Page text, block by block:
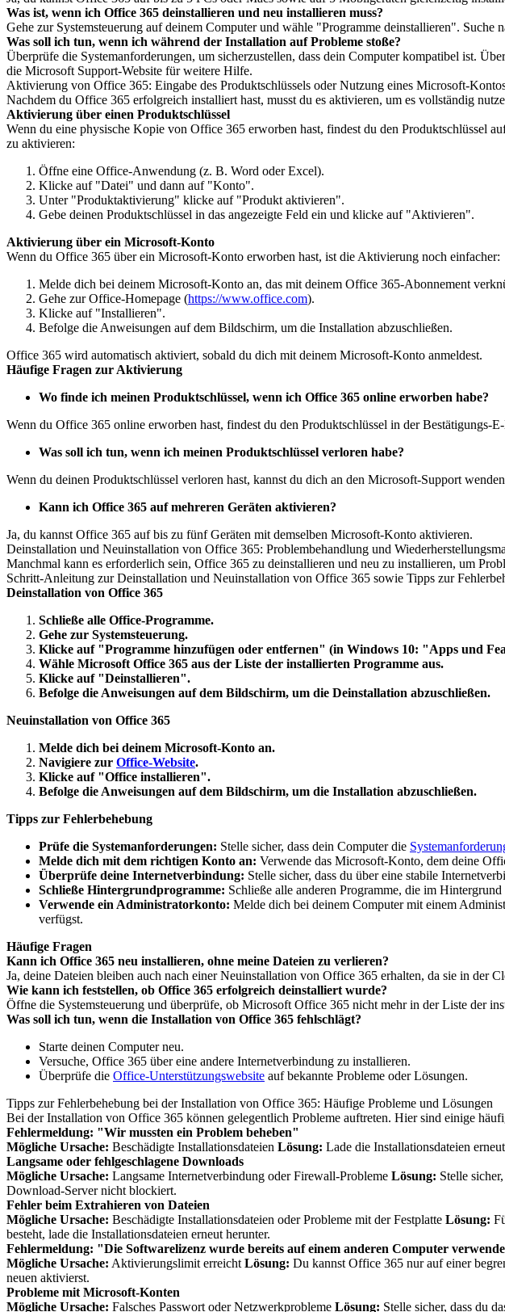
Was ist, wenn ich Office 365 deinstallieren und neu installieren muss?
Gehe zur Systemsteuerung auf deinem Computer und wähle "Programme deinstallieren".
Was soll ich tun, wenn ich während der Installation auf Probleme stoße?
Überprüfe die Systemanforderungen, um sicherzustellen, dass dein Computer kompatibel ist.
die Microsoft Support-Website für weitere Hilfe.
Aktivierung von Office 365: Eingabe des Produktschlüssels oder Nutzung eines Microsoft-
Nachdem du Office 365 erfolgreich installiert hast, musst du es aktivieren, um es vollständig
Aktivierung über einen Produktschlüssel
Wenn du eine physische Kopie von Office 365 erworben hast, findest du den Produktschlüssel
zu aktivieren:
Öffne eine Office-Anwendung (z. B. Word oder Excel).
Klicke auf "Datei" und dann auf "Konto".
Unter "Produktaktivierung" klicke auf "Produkt aktivieren".
Gebe deinen Produktschlüssel in das angezeigte Feld ein und klicke auf "Aktivieren".
Aktivierung über ein Microsoft-Konto
Wenn du Office 365 über ein Microsoft-Konto erworben hast, ist die Aktivierung noch einfacher:
Melde dich bei deinem Microsoft-Konto an, das mit deinem Office 365-Abonnement
Gehe zur Office-Homepage (https://www.office.com).
Klicke auf "Installieren".
Befolge die Anweisungen auf dem Bildschirm, um die Installation abzuschließen.
Office 365 wird automatisch aktiviert, sobald du dich mit deinem Microsoft-Konto anmeldest.
Häufige Fragen zur Aktivierung
Wo finde ich meinen Produktschlüssel, wenn ich Office 365 online erworben habe?
Wenn du Office 365 online erworben hast, findest du den Produktschlüssel in der
Was soll ich tun, wenn ich meinen Produktschlüssel verloren habe?
Wenn du deinen Produktschlüssel verloren hast, kannst du dich an den Microsoft-Support
Kann ich Office 365 auf mehreren Geräten aktivieren?
Ja, du kannst Office 365 auf bis zu fünf Geräten mit demselben Microsoft-Konto aktivieren.
Deinstallation und Neuinstallation von Office 365: Problembehandlung und
Manchmal kann es erforderlich sein, Office 365 zu deinstallieren und neu zu installieren, um
Schritt-Anleitung zur Deinstallation und Neuinstallation von Office 365 sowie Tipps zur
Deinstallation von Office 365
Schließe alle Office-Programme.
Gehe zur Systemsteuerung.
Klicke auf "Programme hinzufügen oder entfernen" (in Windows 10: "Apps und
Wähle Microsoft Office 365 aus der Liste der installierten Programme aus.
Klicke auf "Deinstallieren".
Befolge die Anweisungen auf dem Bildschirm, um die Deinstallation abzuschließen.
Neuinstallation von Office 365
Melde dich bei deinem Microsoft-Konto an.
Navigiere zur Office-Website.
Klicke auf "Office installieren".
Befolge die Anweisungen auf dem Bildschirm, um die Installation abzuschließen.
Tipps zur Fehlerbehebung
Prüfe die Systemanforderungen: Stelle sicher, dass dein Computer die
Melde dich mit dem richtigen Konto an: Verwende das Microsoft-Konto, dem deine
Überprüfe deine Internetverbindung: Stelle sicher, dass du über eine stabile
Schließe Hintergrundprogramme: Schließe alle anderen Programme, die im
Verwende ein Administratorkonto: Melde dich bei deinem Computer mit einem
verfügst.
Häufige Fragen
Kann ich Office 365 neu installieren, ohne meine Dateien zu verlieren?
Ja, deine Dateien bleiben auch nach einer Neuinstallation von Office 365 erhalten, da sie in der
Wie kann ich feststellen, ob Office 365 erfolgreich deinstalliert wurde?
Öffne die Systemsteuerung und überprüfe, ob Microsoft Office 365 nicht mehr in der Liste der
Was soll ich tun, wenn die Installation von Office 365 fehlschlägt?
Starte deinen Computer neu.
Versuche, Office 365 über eine andere Internetverbindung zu installieren.
Überprüfe die Office-Unterstützungswebsite auf bekannte Probleme oder Lösungen.
Tipps zur Fehlerbehebung bei der Installation von Office 365: Häufige Probleme und Lösungen
Bei der Installation von Office 365 können gelegentlich Probleme auftreten. Hier sind einige
Fehlermeldung: "Wir mussten ein Problem beheben"
Mögliche Ursache: Beschädigte Installationsdateien Lösung: Lade die Installationsdateien
Langsame oder fehlgeschlagene Downloads
Mögliche Ursache: Langsame Internetverbindung oder Firewall-Probleme Lösung: Stelle
Download-Server nicht blockiert.
Fehler beim Extrahieren von Dateien
Mögliche Ursache: Beschädigte Installationsdateien oder Probleme mit der Festplatte Lösung:
besteht, lade die Installationsdateien erneut herunter.
Fehlermeldung: "Die Softwarelizenz wurde bereits auf einem anderen Computer
Mögliche Ursache: Aktivierungslimit erreicht Lösung: Du kannst Office 365 nur auf einer
neuen aktivierst.
Probleme mit Microsoft-Konten
Mögliche Ursache: Falsches Passwort oder Netzwerkprobleme Lösung: Stelle sicher, dass du